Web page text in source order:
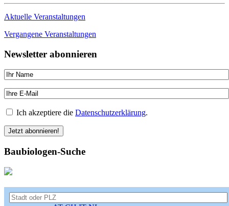
Aktuelle Veranstaltungen
Vergangene Veranstaltungen
Newsletter abonnieren
Ich akzeptiere die Datenschutzerklärung.
Baubiologen-Suche